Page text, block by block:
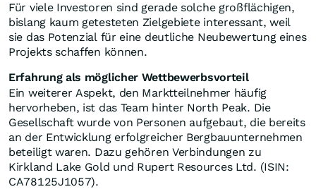
Für viele Investoren sind gerade solche großflächigen,
bislang kaum getesteten Zielgebiete interessant, weil
sie das Potenzial für eine deutliche Neubewertung eines
Projekts schaffen können.
Erfahrung als möglicher Wettbewerbsvorteil
Ein weiterer Aspekt, den Marktteilnehmer häufig
hervorheben, ist das Team hinter North Peak. Die
Gesellschaft wurde von Personen aufgebaut, die bereits
an der Entwicklung erfolgreicher Bergbauunternehmen
beteiligt waren. Dazu gehören Verbindungen zu
Kirkland Lake Gold und Rupert Resources Ltd. (ISIN:
CA78125J1057).